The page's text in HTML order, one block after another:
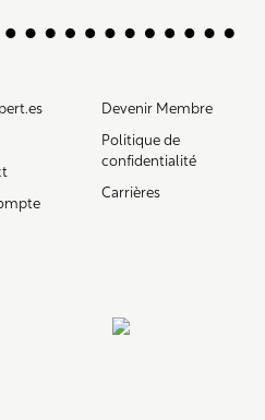
Devenir Membre
Politique de
confidentialité
Carrières